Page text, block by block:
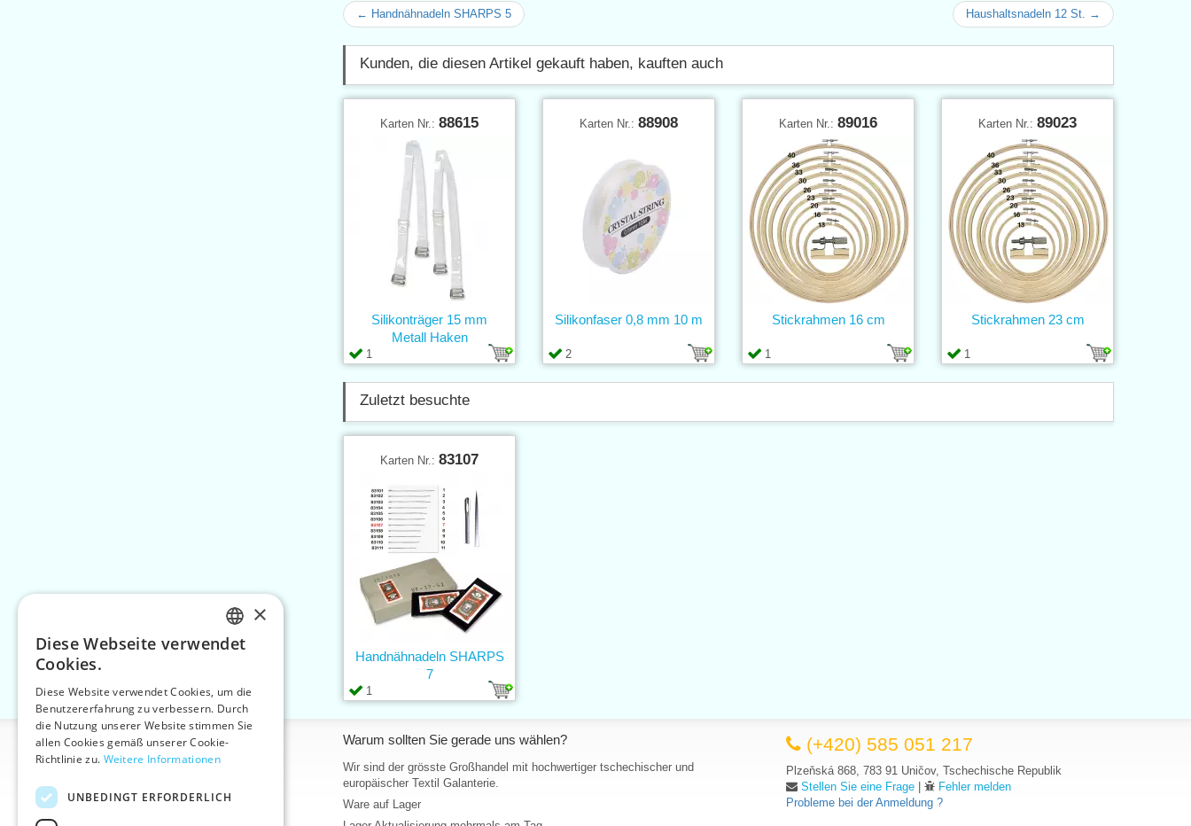
← Handnähnadeln SHARPS 5 Haushaltsnadeln 12 St. →
Kunden, die diesen Artikel gekauft haben, kauften auch
Karten Nr.: 88615
1
Silikonträger 15 mm
Metall Haken
Karten Nr.: 88908
2
Silikonfaser 0,8 mm 10 m
Karten Nr.: 89016
1
Stickrahmen 16 cm
Karten Nr.: 89023
1
Stickrahmen 23 cm
Zuletzt besuchte
Karten Nr.: 83107
1
Handnähnadeln SHARPS
7
Informationen
Home
Warum sollten Sie gerade uns wählen?
Wir sind der grösste Großhandel mit hochwertiger tschechischer und
europäischer Textil Galanterie.
Ware auf Lager
(+420) 585 051 217
Plzeňská 868, 783 91 Uničov, Tschechische Republik
Stellen Sie eine Frage |
Fehler melden
Probleme bei der Anmeldung ?
CZECH
ENGLISH
×
Diese Webseite verwendet
Cookies.
Diese Website verwendet Cookies, um die
Benutzererfahrung zu verbessern. Durch
die Nutzung unserer Website stimmen Sie
allen Cookies gemäß unserer Cookie-
Richtlinie zu. Weitere Informationen
UNBEDINGT ERFORDERLICH